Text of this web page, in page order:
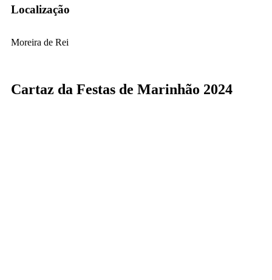
Localização
Moreira de Rei
Cartaz da Festas de Marinhão 2024